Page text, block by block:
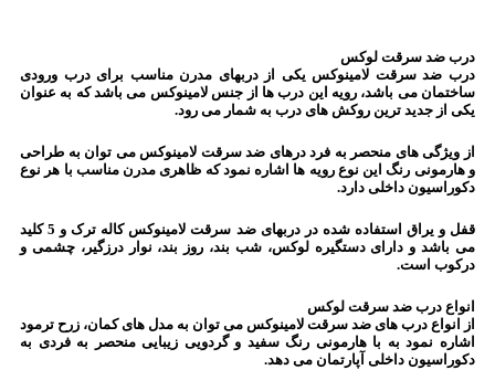
درب ضد سرقت لوکس
درب ضد سرقت لامینوکس یکی از دربهای مدرن مناسب برای درب ورودی
ساختمان می باشد، رویه این درب ها از جنس لامینوکس می باشد که به عنوان
یکی از جدید ترین روکش های درب به شمار می رود.
از ویژگی های منحصر به فرد درهای ضد سرقت لامینوکس می توان به طراحی
و هارمونی رنگ این نوع رویه ها اشاره نمود که ظاهری مدرن مناسب با هر نوع
دکوراسیون داخلی دارد.
قفل و یراق استفاده شده در دربهای ضد سرقت لامینوکس کاله ترک و 5 کلید
می باشد و دارای دستگیره لوکس، شب بند، روز بند، نوار درزگیر، چشمی و
درکوب است.
انواع درب ضد سرقت لوکس
از انواع درب های ضد سرقت لامینوکس می توان به مدل های کمان، زرح ترمود
اشاره نمود به با هارمونی رنگ سفید و گردویی زیبایی منحصر به فردی به
دکوراسیون داخلی آپارتمان می دهد.